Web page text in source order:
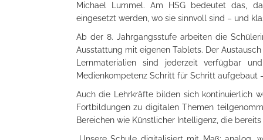
Michael Lummel. Am HSG bedeutet das,
eingesetzt werden, wo sie sinnvoll sind – und
Ab der 8. Jahrgangsstufe arbeiten die
Ausstattung mit eigenen Tablets. Der
Lernmaterialien sind jederzeit verfügbar
Medienkompetenz Schritt für Schritt aufgebaut
Auch die Lehrkräfte bilden sich kontinuierlich
Fortbildungen zu digitalen Themen
Bereichen wie Künstlicher Intelligenz, die